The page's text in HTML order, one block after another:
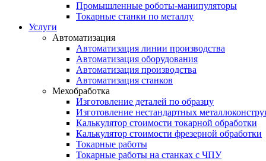
Промышленные роботы-манипуляторы
Токарные станки по металлу
Услуги
Автоматизация
Автоматизация линии производства
Автоматизация оборудования
Автоматизация производства
Автоматизация станков
Мехобработка
Изготовление деталей по образцу
Изготовление нестандартных
Калькулятор стоимости токарной обработки
Калькулятор стоимости фрезерной обработки
Токарные работы
Токарные работы на станках с ЧПУ